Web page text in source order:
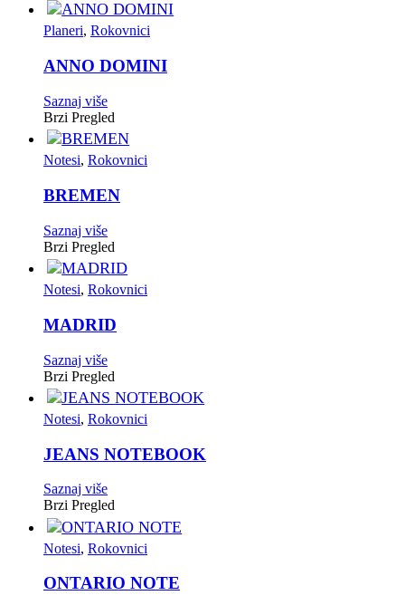
Planeri, Rokovnici
ANNO DOMINI
Saznaj više
Brzi Pregled
Notesi, Rokovnici
BREMEN
Saznaj više
Brzi Pregled
Notesi, Rokovnici
MADRID
Saznaj više
Brzi Pregled
Notesi, Rokovnici
JEANS NOTEBOOK
Saznaj više
Brzi Pregled
Notesi, Rokovnici
ONTARIO NOTE